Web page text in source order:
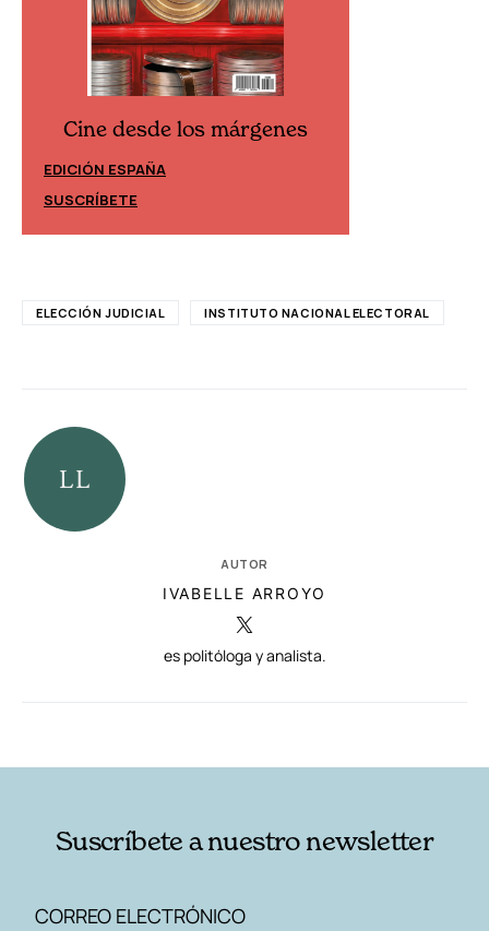
Cine desde los márgenes
EDICIÓN ESPAÑA
SUSCRÍBETE
ELECCIÓN JUDICIAL INSTITUTO NACIONAL ELECTORAL
AUTOR
IVABELLE ARROYO
es politóloga y analista.
Suscríbete a nuestro newsletter